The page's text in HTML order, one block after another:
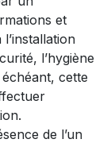
et
l’hygiène
cette
de l’un